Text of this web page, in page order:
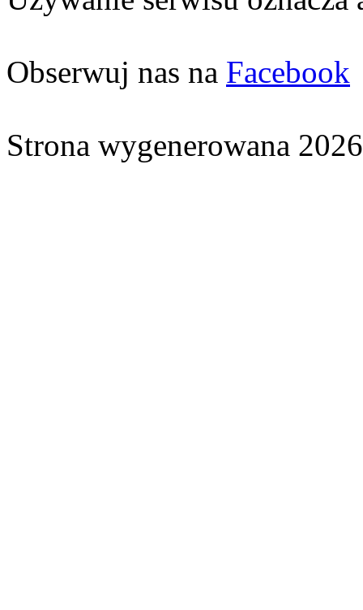
Obserwuj nas na Facebook
Strona wygenerowana